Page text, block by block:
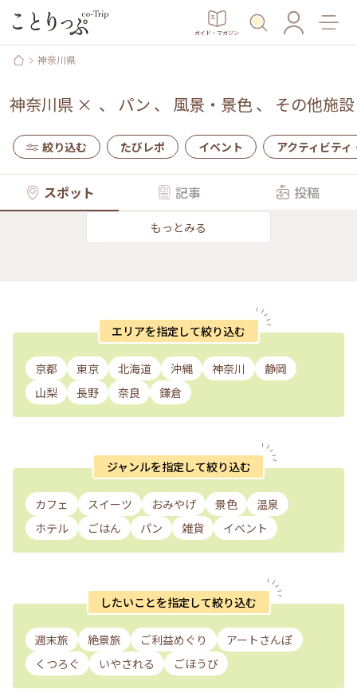
ガイド・マガジン
神奈川県
神奈川県× 、 パン 、 風景・景色、 その他施設
絞り込む たびレポ イベント アクティビティ
スポット 記事 投稿
もっとみる
エリアを指定して絞り込む
京都 東京 北海道 沖縄 神奈川
静岡
山梨
長野 奈良 鎌倉
ジャンルを指定して絞り込む
カフェ スイーツ おみやげ 景色
温泉
ホテル
ごはん パン 雑貨 イベント
したいことを指定して絞り込む
週末旅 絶景旅 ご利益めぐり
アートさんぽ
くつろぐ
いやされる ごほうび